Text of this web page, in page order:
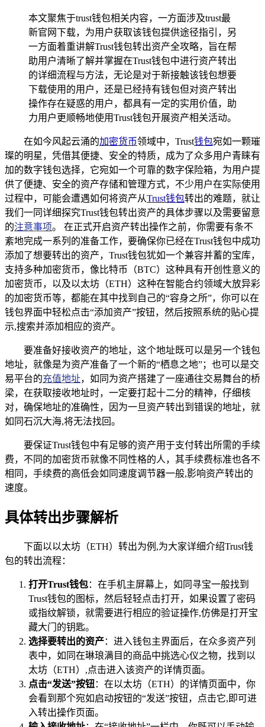
本文聚焦于trust钱包相关内容，一方面涉及trust最
新官网下载，为用户获取该钱包提供途径指引，另
一方面着重讲解Trust钱包转出资产全攻略，旨在帮
助用户清晰了解并掌握在Trust钱包中进行资产转出
的详细流程与方法，无论是对于新接触该钱包想要
下载使用的用户，还是已经持有钱包但对资产转出
操作存在疑惑的用户，都具有一定的实用价值，助
力用户更顺畅地使用Trust钱包开展资产相关活动。
在如今风起云涌的加密货币领域中，Trust钱包宛如一颗璀
璨的明星，凭借其便捷、安全的特质，成为了众多用户青睐有
加的数字钱包选择，它宛如一个可靠的数字保险箱，为用户提
供了便捷、安全的资产存储和管理方式，不少用户在实际使用
过程中，可能会遭遇如何将资产从Trust钱包转出的难题，就让
我们一同详细探究Trust钱包转出资产的具体步骤以及需要留意
的注意事项。 在正式开启资产转出操作之前，你需要有条不
紊地完成一系列的准备工作，要确保你已经在Trust钱包中成功
添加了想要转出的资产，Trust钱包犹如一个兼容并蓄的宝库，
支持多种加密货币，像比特币（BTC）这种具有开创性意义的
加密货币，以及以太坊（ETH）这种在智能合约领域大放异彩
的加密货币等，都能在其中找到自己的“容身之所”，你可以在
钱包界面中轻松点击“添加资产”按钮，然后按照系统的贴心提
示,搜索并添加相应的资产。
要准备好接收资产的地址，这个地址既可以是另一个钱包
地址，就像是为资产准备了一个新的“栖息之地”；也可以是交
易平台的充值地址，如同为资产搭建了一座通往交易舞台的桥
梁，在获取接收地址时，一定要打起十二分的精神，仔细核
对，确保地址的准确性，因为一旦资产转出到错误的地址，就
如同石沉大海,将无法找回。
要保证Trust钱包中有足够的资产用于支付转出所需的手续
费，不同的加密货币就像不同性格的人，其手续费标准也各不
相同，手续费的高低会如同速度调节器一般,影响资产转出的
速度。
具体转出步骤解析
下面以以太坊（ETH）转出为例,为大家详细介绍Trust钱
包的转出流程：
打开Trust钱包：在手机主屏幕上，如同寻宝一般找到
Trust钱包的图标，然后轻轻点击打开，如果设置了密码
或指纹解锁，就需要进行相应的验证操作,仿佛是打开宝
藏大门的钥匙。
选择要转出的资产：进入钱包主界面后，在众多资产列
表中，如同在琳琅满目的商品中挑选心仪之物，找到以
太坊（ETH）,点击进入该资产的详情页面。
点击“发送”按钮：在以太坊（ETH）的详情页面中，你
会看到那个宛如启动按钮的“发送”按钮，点击它,即可进
入转出操作页面。